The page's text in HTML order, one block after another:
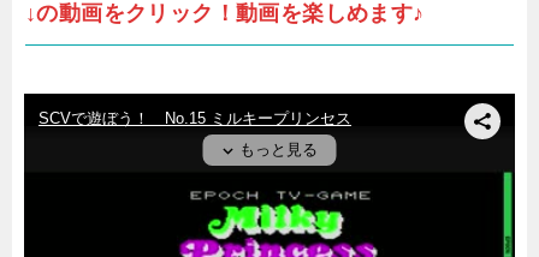
↓の動画をクリック！動画を楽しめます♪